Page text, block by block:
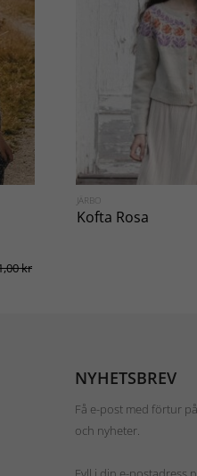
kr
JÄRBO
Kofta Rosa
NYHETSBREV
Få e-post med förtur
och nyheter.